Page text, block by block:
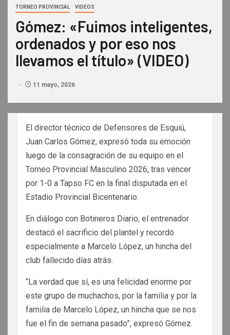
TORNEO PROVINCIAL VIDEOS
Gómez: «Fuimos inteligentes,
ordenados y por eso nos
llevamos el título» (VIDEO)
11 mayo, 2026
El director técnico de Defensores de Esquiú,
Juan Carlos Gómez, expresó toda su emoción
luego de la consagración de su equipo en el
Torneo Provincial Masculino 2026, tras vencer
por 1-0 a Tapso FC en la final disputada en el
Estadio Provincial Bicentenario.
En diálogo con Botineros Diario, el entrenador
destacó el sacrificio del plantel y recordó
especialmente a Marcelo López, un hincha del
club fallecido días atrás.
“La verdad que sí, es una felicidad enorme por
este grupo de muchachos, por la familia y por la
familia de Marcelo López, un hincha que se nos
fue el fin de semana pasado”, expresó Gómez.